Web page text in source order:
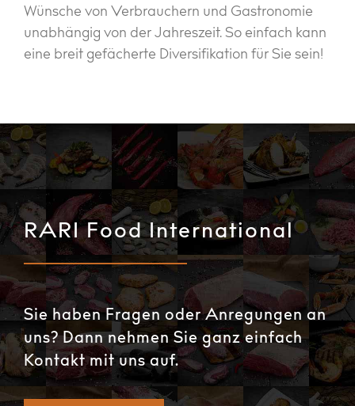
Wünsche von Verbrauchern und Gastronomie
unabhängig von der Jahreszeit. So einfach kann
eine breit gefächerte Diversifikation für Sie sein!
RARI Food International
Sie haben Fragen oder Anregungen an
uns? Dann nehmen Sie ganz einfach
Kontakt mit uns auf.